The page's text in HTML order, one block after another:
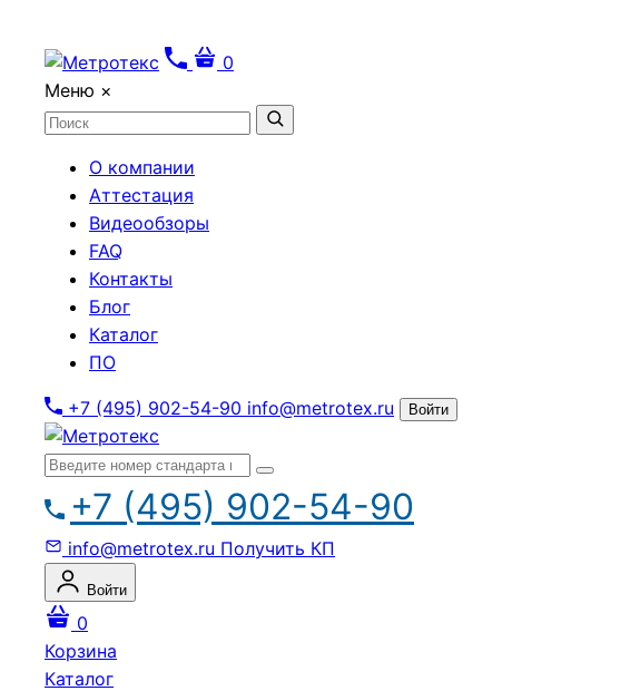
0
Меню ×
О компании
Аттестация
Видеообзоры
FAQ
Контакты
Блог
Каталог
ПО
+7 (495) 902-54-90 info@metrotex.ru Войти
+7 (495) 902-54-90
info@metrotex.ru Получить КП
Войти
0
Корзина
Каталог